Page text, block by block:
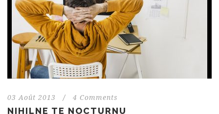
03 Août 2013 / 4 Comments
NIHILNE TE NOCTURNU